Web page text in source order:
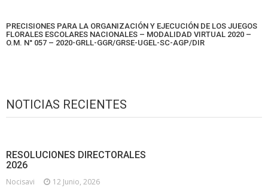
PRECISIONES PARA LA ORGANIZACIÓN Y EJECUCIÓN DE LOS JUEGOS
FLORALES ESCOLARES NACIONALES – MODALIDAD VIRTUAL 2020 –
O.M. N° 057 – 2020-GRLL-GGR/GRSE-UGEL-SC-AGP/DIR
NOTICIAS RECIENTES
RESOLUCIONES DIRECTORALES
2026
Nocisavi 12 Junio, 2026